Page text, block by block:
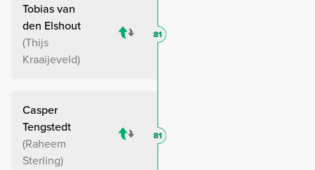
Tobias van
den Elshout
Thijs
Kraaijeveld
81
Casper
Tengstedt
Raheem
Sterling
81